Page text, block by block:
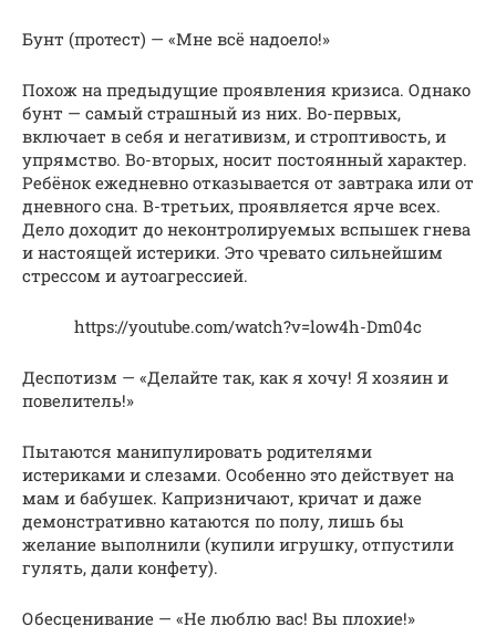
Бунт (протест) — «Мне всё надоело!»
Похож на предыдущие проявления кризиса. Однако
бунт — самый страшный из них. Во-первых,
включает в себя и негативизм, и строптивость, и
упрямство. Во-вторых, носит постоянный характер.
Ребёнок ежедневно отказывается от завтрака или от
дневного сна. В-третьих, проявляется ярче всех.
Дело доходит до неконтролируемых вспышек гнева
и настоящей истерики. Это чревато сильнейшим
стрессом и аутоагрессией.
https://youtube.com/watch?v=low4h-Dm04c
Деспотизм — «Делайте так, как я хочу! Я хозяин и
повелитель!»
Пытаются манипулировать родителями
истериками и слезами. Особенно это действует на
мам и бабушек. Капризничают, кричат и даже
демонстративно катаются по полу, лишь бы
желание выполнили (купили игрушку, отпустили
гулять, дали конфету).
Обесценивание — «Не люблю вас! Вы плохие!»